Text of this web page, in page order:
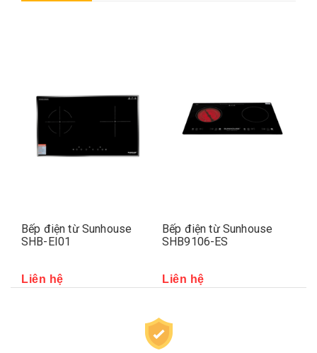
Bếp điện từ Sunhouse
SHB-EI01
Liên hệ
Bếp điện từ Sunhouse
SHB9106-ES
Liên hệ